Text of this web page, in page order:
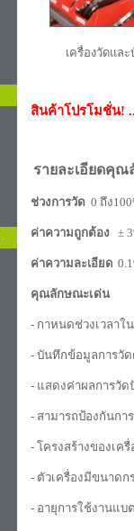
เครื่องวัดและบั
สินค้าโปรโมชั่น!
รายละเอียดคุ
ช่วงการวัด 0 ถึง
ค่าความถูกต้อง ±
ค่าความละเอียด
คุณลักษณะเด่น
- กาหนดช่วงเวลาใ
- บันทึกข้อมูลการวั
- แสดงค่าผลการวั
- สามารถป้องกันก
- โครงสร้างของเค
- ตัวเครื่องมีขนาด
- อายุการใช้งานแบ